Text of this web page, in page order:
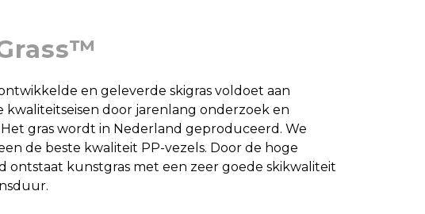
en geleverde skigras voldoet aan
kwaliteitseisen door jarenlang onderzoek en
gras wordt in Nederland geproduceerd. We
de beste kwaliteit PP-vezels. Door de hoge
ontstaat kunstgras met een zeer goede skikwaliteit